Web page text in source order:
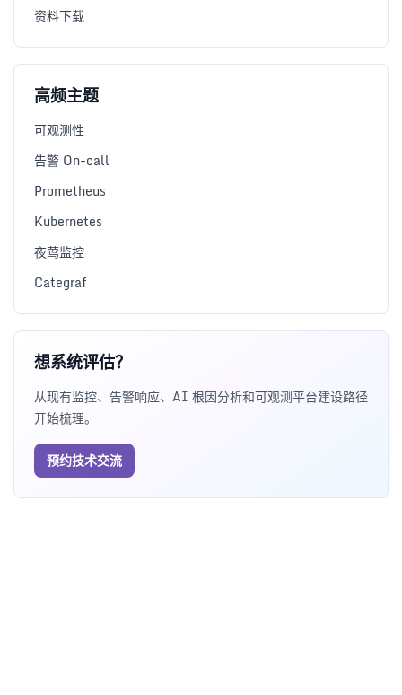
资料下载
高频主题
可观测性
告警 On-call
Prometheus
Kubernetes
夜莺监控
Categraf
想系统评估？
从现有监控、告警响应、AI 根因分析和可观测平台建设路径
开始梳理。
预约技术交流